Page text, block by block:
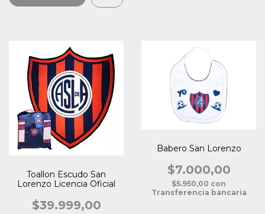
Toallon Escudo San
Lorenzo Licencia Oficial
$39.999,00
Babero San Lorenzo
$7.000,00
$5.950,00 con
Transferencia bancaria